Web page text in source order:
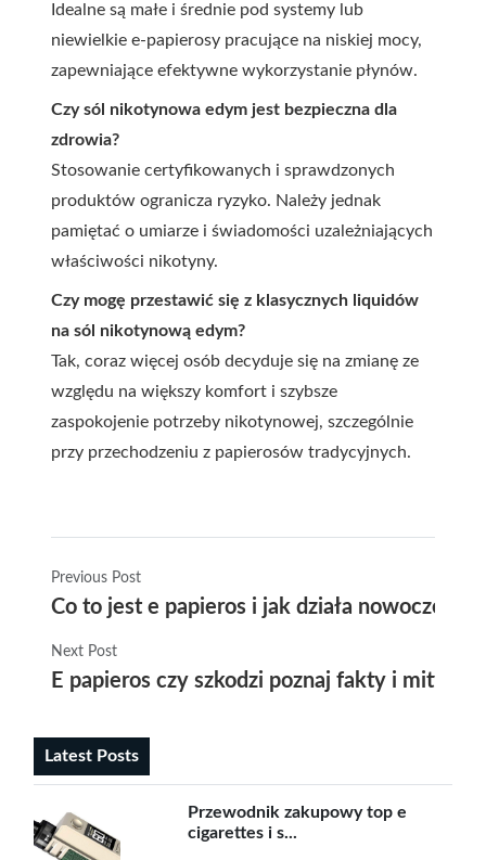
Idealne są małe i średnie pod systemy lub
niewielkie e-papierosy pracujące na niskiej mocy,
zapewniające efektywne wykorzystanie płynów.
Czy sól nikotynowa edym jest bezpieczna dla
zdrowia?
Stosowanie certyfikowanych i sprawdzonych
produktów ogranicza ryzyko. Należy jednak
pamiętać o umiarze i świadomości uzależniających
właściwości nikotyny.
Czy mogę przestawić się z klasycznych liquidów
na sól nikotynową edym?
Tak, coraz więcej osób decyduje się na zmianę ze
względu na większy komfort i szybsze
zaspokojenie potrzeby nikotynowej, szczególnie
przy przechodzeniu z papierosów tradycyjnych.
Previous Post
Co to jest e papieros i jak działa
Next Post
E papieros czy szkodzi poznaj fakty i mity
Latest Posts
Przewodnik zakupowy top e
cigarettes i s...